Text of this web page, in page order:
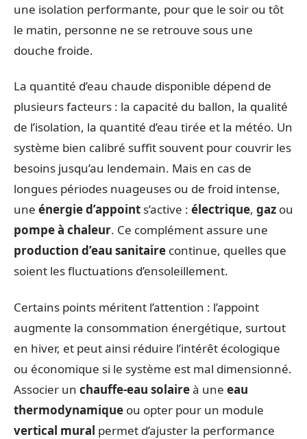
une isolation performante, pour que le soir ou tôt
le matin, personne ne se retrouve sous une
douche froide.
La quantité d’eau chaude disponible dépend de
plusieurs facteurs : la capacité du ballon, la qualité
de l’isolation, la quantité d’eau tirée et la météo. Un
système bien calibré suffit souvent pour couvrir les
besoins jusqu’au lendemain. Mais en cas de
longues périodes nuageuses ou de froid intense,
une énergie d’appoint s’active : électrique, gaz ou
pompe à chaleur. Ce complément assure une
production d’eau sanitaire continue, quelles que
soient les fluctuations d’ensoleillement.
Certains points méritent l’attention : l’appoint
augmente la consommation énergétique, surtout
en hiver, et peut ainsi réduire l’intérêt écologique
ou économique si le système est mal dimensionné.
Associer un chauffe-eau solaireà une eau
thermodynamique ou opter pour un module
vertical mural permet d’ajuster la performance